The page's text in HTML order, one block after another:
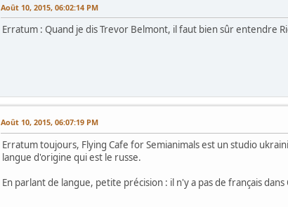
Août 10, 2015, 06:02:14 PM
Erratum : Quand je dis Trevor Belmont, il faut bien sûr entendre
Août 10, 2015, 06:07:19 PM
Erratum toujours, Flying Cafe for Semianimals est un studio
langue d'origine qui est le russe.
En parlant de langue, petite précision : il n'y a pas de français